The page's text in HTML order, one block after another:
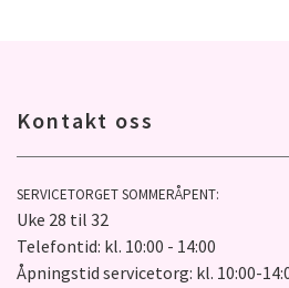
Kontakt oss
SERVICETORGET SOMMERÅPENT:
Uke 28 til 32
Telefontid: kl. 10:00 - 14:00
Åpningstid servicetorg: kl. 10:00-